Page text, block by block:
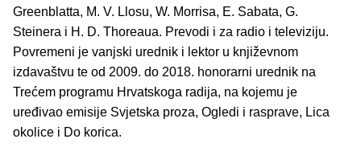
Greenblatta, M. V. Llosu, W. Morrisa, E. Sabata, G.
Steinera i H. D. Thoreaua. Prevodi i za radio i televiziju.
Povremeni je vanjski urednik i lektor u književnom
izdavaštvu te od 2009. do 2018. honorarni urednik na
Trećem programu Hrvatskoga radija, na kojemu je
uređivao emisije Svjetska proza, Ogledi i rasprave, Lica
okolice i Do korica.